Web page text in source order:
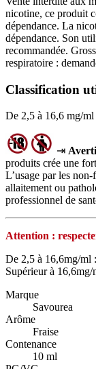
nicotine, ce produit
dépendance. La
dépendance. Son
recommandée.
respiratoire :
Classification
De 2,5 à 16,6 mg/
⇥
produits crée une
L’usage par les
allaitement ou
professionnel de
Attention :
De 2,5 à 16,6mg/ml
Supérieur à
Marque
Savourea
Arôme
Fraise
Contenance
10 ml